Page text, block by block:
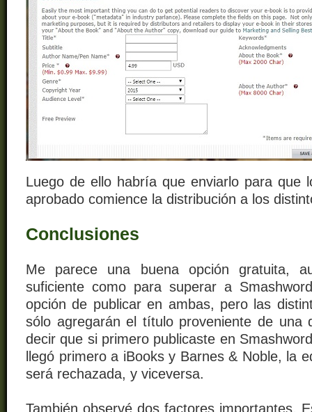
Luego de ello habría que enviarlo para que
aprobado comience la distribución a los
Conclusiones
Me parece una buena opción gratuita,
suficiente como para superar a
opción de publicar en ambas, pero las
sólo agregarán el título proveniente de una
decir que si primero publicaste en
llegó primero a iBooks y Barnes & Noble, la
será rechazada, y viceversa.
También observé dos factores importantes.